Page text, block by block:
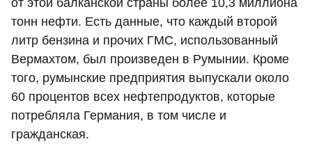
тонн нефти. Есть данные, что каждый второй
литр бензина и прочих ГМС, использованный
Вермахтом, был произведен в Румынии. Кроме
того, румынские предприятия выпускали около
60 процентов всех нефтепродуктов, которые
потребляла Германия, в том числе и
гражданская.